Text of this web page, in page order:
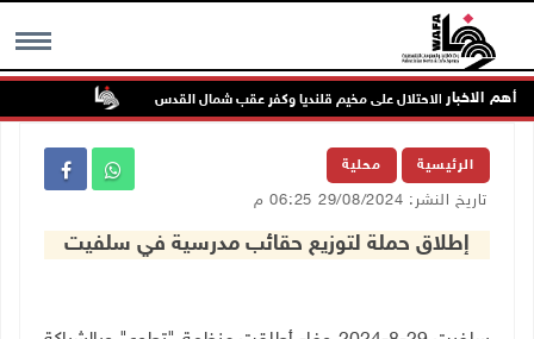
MENU أهم الاخبار
الرئيسية محلية
تاريخ النشر: 29/08/2024 06:25 م
إطلاق حملة لتوزيع حقائب مدرسية في سلفيت